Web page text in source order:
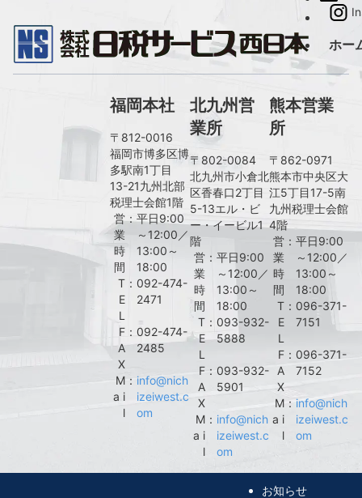
ホー
福岡本社
〒812-0016
福岡市博多区博
多駅南1丁目
13-21九州北部
税理士会館1階
営
業
時
間
： 平日9:00
～12:00／
13:00～
18:00
T
E
L
： 092-474-
2471
F
A
X
： 092-474-
2485
M
a i
l
： info@nich
izeiwest.c
om
北九州営
業所
〒802-0084
北九州市小倉北
区香春口2丁目
5-13エル・ビ
ー・イービル1
階
営
業
時
間
： 平日9:00
～12:00／
13:00～
18:00
T
E
L
： 093-932-
5888
F
A
X
： 093-932-
5901
M
a i
l
： info@nich
izeiwest.c
om
熊本営業
所
〒862-0971
熊本市中央区大
江5丁目17-5南
九州税理士会館
4階
営
業
時
間
：平日9:00
～12:00／
13:00～
18:00
T
E
L
： 096-371-
7151
F
A
X
：096-371-
7152
M
a i
l
： info@nich
izeiwest.c
om
お知らせ